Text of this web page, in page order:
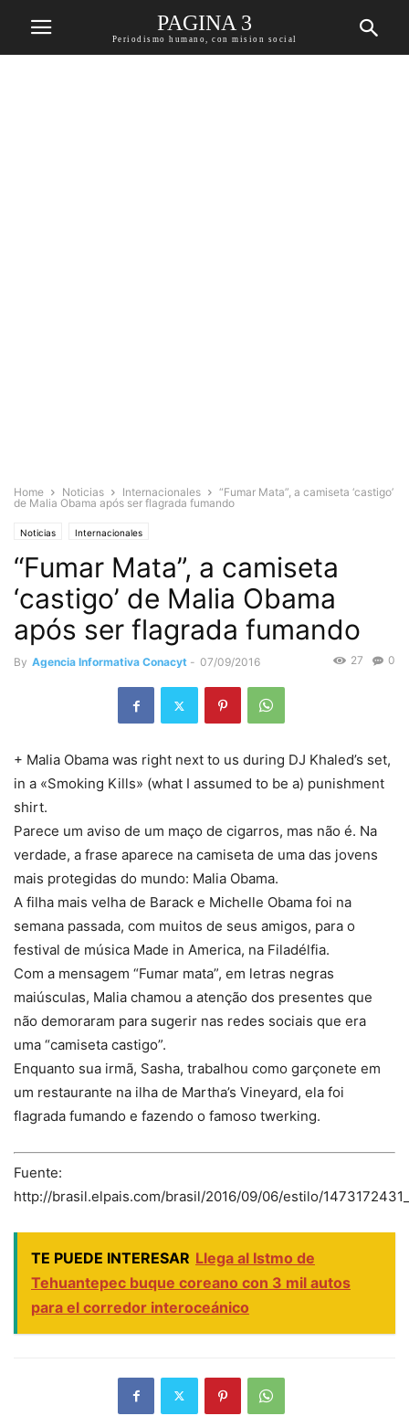
PAGINA 3
Periodismo humano, con mision social
Home Noticias Internacionales
“Fumar Mata”, a camiseta ‘castigo’
de Malia Obama após ser flagrada fumando
Noticias Internacionales
“Fumar Mata”, a camiseta
‘castigo’ de Malia Obama
após ser flagrada fumando
By Agencia Informativa Conacyt - 07/09/2016 0
27
+ Malia Obama was right next to us during DJ Khaled’s set,
in a «Smoking Kills» (what I assumed to be a) punishment
shirt.
Parece um aviso de um maço de cigarros, mas não é. Na
verdade, a frase aparece na camiseta de uma das jovens
mais protegidas do mundo: Malia Obama.
A filha mais velha de Barack e Michelle Obama foi na
semana passada, com muitos de seus amigos, para o
festival de música Made in America, na Filadélfia.
Com a mensagem “Fumar mata”, em letras negras
maiúsculas, Malia chamou a atenção dos presentes que
não demoraram para sugerir nas redes sociais que era
uma “camiseta castigo”.
Enquanto sua irmã, Sasha, trabalhou como garçonete em
um restaurante na ilha de Martha’s Vineyard, ela foi
flagrada fumando e fazendo o famoso twerking.
Fuente:
http://brasil.elpais.com/brasil/2016/09/06/estilo/
TE PUEDE INTERESAR Llega al Istmo de
Tehuantepec buque coreano con 3 mil autos
para el corredor interoceánico